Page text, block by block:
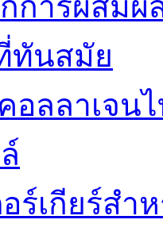
การผสม
ทันสมัย
อลลาเจน
ร์เกียร์สำ